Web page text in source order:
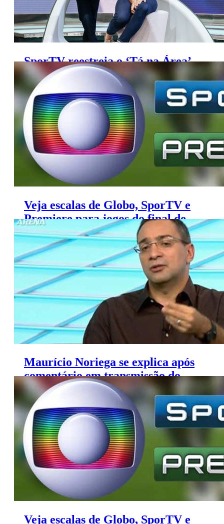
SporTV reestreia o ‘Tá na Área’
com visual e apresentador novos
Veja escalas de Globo, SporTV e
Premiere para jogos do final de
semana
Maurício Noriega se explica após
comentário em transmissão do
SporTV
Veja escalas de Globo, SporTV e